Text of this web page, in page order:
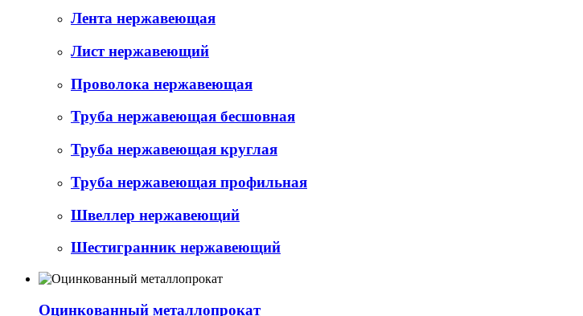
Лента нержавеющая
Лист нержавеющий
Проволока нержавеющая
Труба нержавеющая бесшовная
Труба нержавеющая круглая
Труба нержавеющая профильная
Швеллер нержавеющий
Шестигранник нержавеющий
Оцинкованный металлопрокат